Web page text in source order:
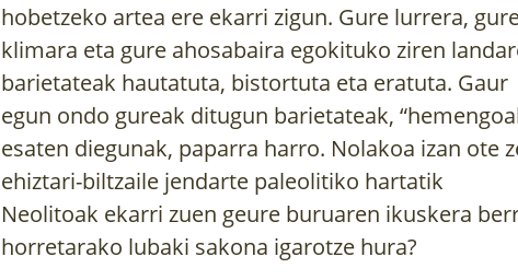
hobetzeko artea ere ekarri zigun. Gure lurrera,
klimara eta gure ahosabaira egokituko ziren
barietateak hautatuta, bistortuta eta eratuta. Gaur
egun ondo gureak ditugun barietateak,
esaten diegunak, paparra harro. Nolakoa izan ote
ehiztari-biltzaile jendarte paleolitiko hartatik
Neolitoak ekarri zuen geure buruaren ikuskera
horretarako lubaki sakona igarotze hura?